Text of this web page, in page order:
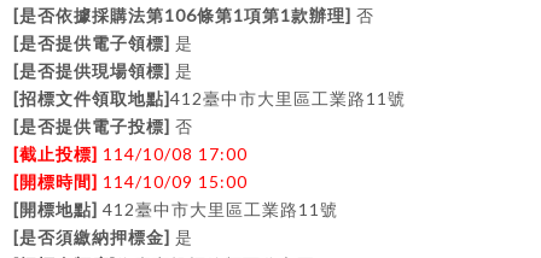
[是否依據採購法第106條第1項第1款辦理] 否
[是否提供電子領標] 是
[是否提供現場領標] 是
[招標文件領取地點]412臺中市大里區工業路 11號
[是否提供電子投標] 否
[截止投標] 114/10/08 17:00
[ 開標時間 ] 114/10/09 15:00
[ 開標地點] 412臺中市大里區工業路 11號
[是否須繳納押標金] 是